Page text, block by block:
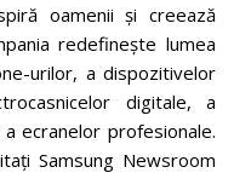
oamenii și creează
redefinește lumea
urilor, a dispozitivelor
digitale, a
ecranelor profesionale.
Samsung Newsroom